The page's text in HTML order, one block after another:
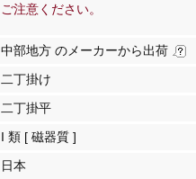
ご注意ください。
中部地方 のメーカーから出荷
二丁掛け
二丁掛平
I 類 [ 磁器質 ]
日本